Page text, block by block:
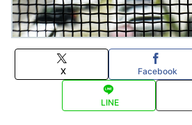
X Facebook
LINE